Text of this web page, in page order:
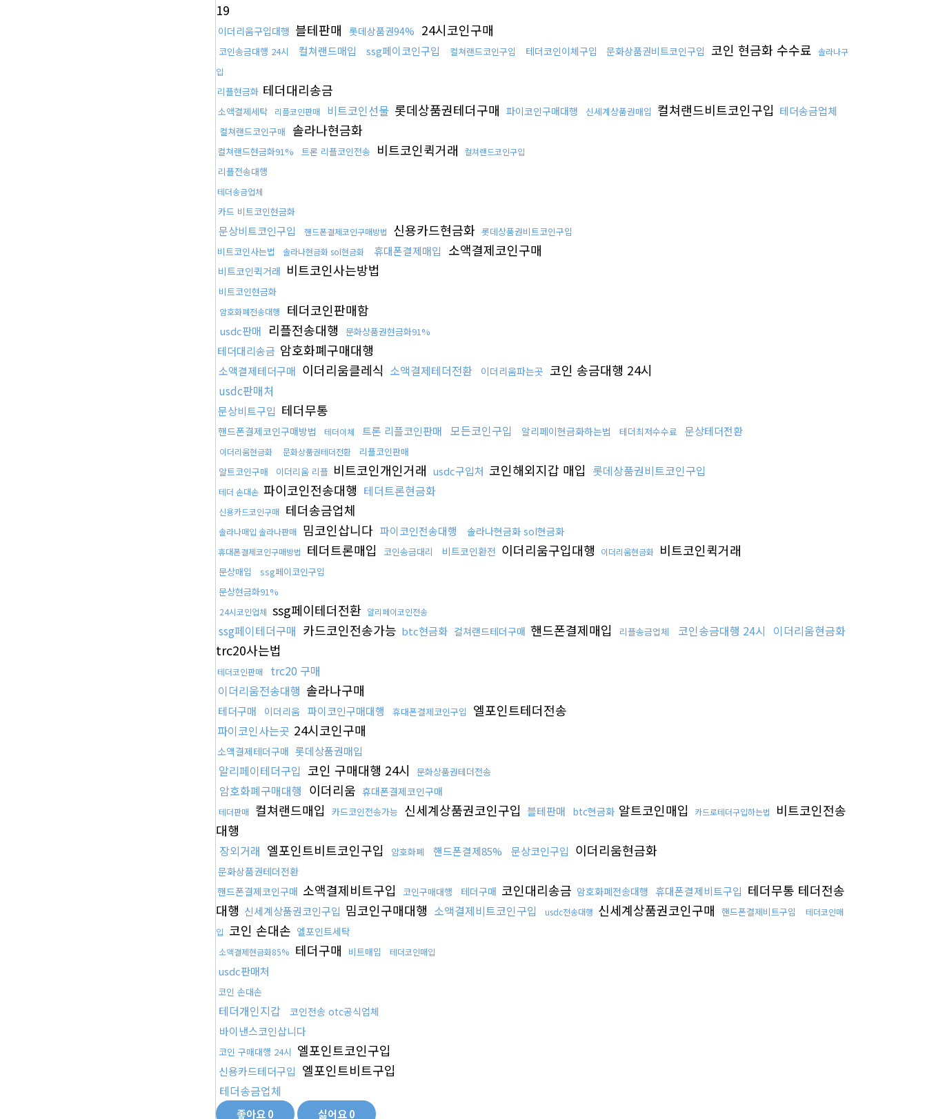
19
이더리움구입대행 블테판매 롯데상품권94% 24시코인구매
코인송금대행 24시 컬쳐랜드매입 ssg페이코인구입 컬쳐랜드코인구입 테더코인이체구입 문화상품권비트코인구입 코인 현금화 수수료 솔라나구
입
리플현금화 테더대리송금
소액결제세탁 리플코인판매 비트코인선물 롯데상품권테더구매 파이코인구매대행 신세계상품권매입 컬쳐랜드비트코인구입 테더송금업체
컬쳐랜드코인구매 솔라나현금화
컬쳐랜드현금화91% 트론 리플코인전송 비트코인퀵거래 컬쳐랜드코인구입
리플전송대행
테더송금업체
카드 비트코인현금화
문상비트코인구입 핸드폰결제코인구매방법 신용카드현금화 롯데상품권비트코인구입
비트코인사는법
솔라나현금화 sol현금화 휴대폰결제매입 소액결제코인구매
비트코인퀵거래 비트코인사는방법
비트코인현금화
암호화폐전송대행 테더코인판매함
usdc판매 리플전송대행 문화상품권현금화91%
테더대리송금 암호화폐구매대행
소액결제테더구매 이더리움클레식 소액결제테더전환 이더리움파는곳 코인 송금대행 24시
usdc판매처
문상비트구입 테더무통
핸드폰결제코인구매방법 테더이체 트론 리플코인판매 모든코인구입 알리페이현금화하는법 테더최저수수료 문상테더전환
이더리움현금화 문화상품권테더전환
리플코인판매
알트코인구매
이더리움 리플 비트코인개인거래 usdc구입처 코인해외지갑 매입 롯데상품권비트코인구입
테더 손대손 파이코인전송대행 테더트론현금화
신용카드코인구매 테더송금업체
솔라나매입 솔라나판매 밈코인삽니다 파이코인전송대행 솔라나현금화 sol현금화
휴대폰결제코인구매방법 테더트론매입 코인송금대리 비트코인환전 이더리움구입대행 이더리움현금화 비트코인퀵거래
문상매입
ssg페이코인구입
문상현금화91%
24시코인업체 ssg페이테더전환 알리페이코인전송
ssg페이테더구매 카드코인전송가능 btc현금화 컬쳐랜드테더구매 핸드폰결제매입 리플송금업체 코인송금대행 24시 이더리움현금화
trc20사는법
테더코인판매
trc20 구매
이더리움전송대행 솔라나구매
테더구매 이더리움 파이코인구매대행 휴대폰결제코인구입 엘포인트테더전송
파이코인사는곳 24시코인구매
소액결제테더구매 롯데상품권매입
알리페이테더구입 코인 구매대행 24시 문화상품권테더전송
암호화폐구매대행 이더리움 휴대폰결제코인구매
테더판매 컬쳐랜드매입 카드코인전송가능 신세계상품권코인구입 블테판매 btc현금화 알트코인매입 카드로테더구입하는법
비트코인전송
대행
장외거래 엘포인트비트코인구입 암호화폐 핸드폰결제85% 문상코인구입 이더리움현금화
문화상품권테더전환
핸드폰결제코인구매 소액결제비트구입 코인구매대행 테더구매 코인대리송금 암호화폐전송대행 휴대폰결제비트구입 테더무통 테더전송
대행 신세계상품권코인구입 밈코인구매대행 소액결제비트코인구입 usdc전송대행 신세계상품권코인구매 핸드폰결제비트구입
테더코인매
입 코인 손대손 엘포인트세탁
소액결제현금화85% 테더구매 비트매입 테더코인매입
usdc판매처
코인 손대손
테더개인지갑 코인전송 otc공식업체
바이낸스코인삽니다
코인 구매대행 24시 엘포인트코인구입
신용카드테더구입 엘포인트비트구입
테더송금업체
좋아요0 싫어요0